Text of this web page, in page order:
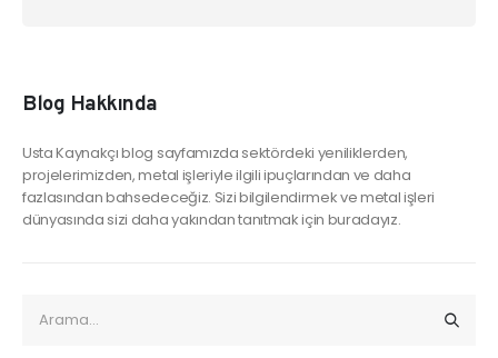
Blog Hakkında
Usta Kaynakçı blog sayfamızda sektördeki yeniliklerden,
projelerimizden, metal işleriyle ilgili ipuçlarından ve daha
fazlasından bahsedeceğiz. Sizi bilgilendirmek ve metal işleri
dünyasında sizi daha yakından tanıtmak için buradayız.